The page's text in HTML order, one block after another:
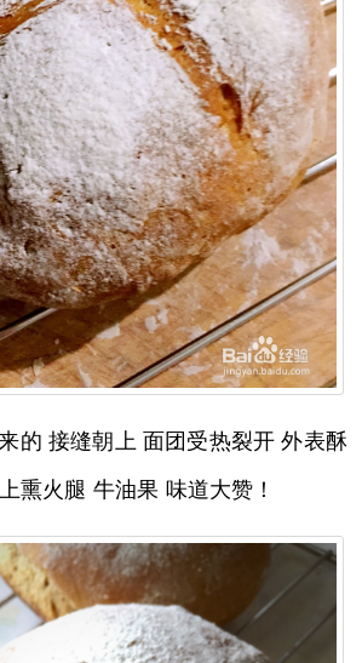
的 接缝朝上 面团受热裂开 外表酥
熏火腿 牛油果 味道大赞！